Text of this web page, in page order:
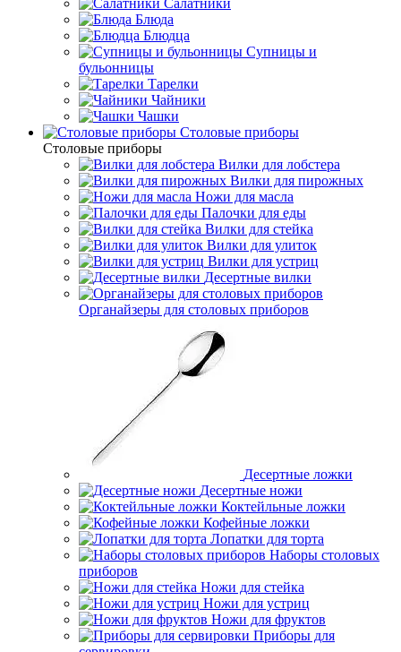
Блюда
Блюдца
Супницы и
бульонницы
Тарелки
Чайники
Чашки
Cтоловые приборы
Cтоловые приборы
Вилки для лобстера
Вилки для пирожных
Ножи для масла
Палочки для еды
Вилки для стейка
Вилки для улиток
Вилки для устриц
Десертные вилки
Органайзеры для столовых приборов
Десертные ложки
Десертные ножи
Коктейльные ложки
Кофейные ложки
Лопатки для торта
Наборы столовых
приборов
Ножи для стейка
Ножи для устриц
Ножи для фруктов
Приборы для